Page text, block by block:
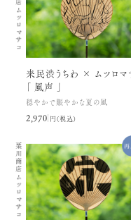
ムツロマサコ
来民渋うちわ × ムツロマ
「 風声 」
穏やかで賑やかな夏の風
2,970円(税込)
栗川商店
ムツロマサコ